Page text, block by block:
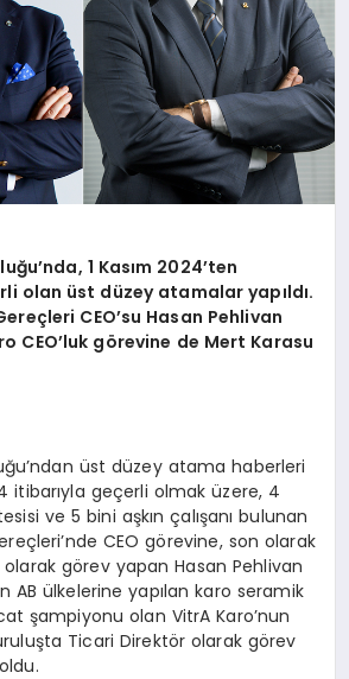
’nda, 1 Kasım 2024’ten
olan üst düzey atamalar yapıldı.
çleri CEO’su Hasan Pehlivan
CEO’luk görevine de Mert Karasu
üst düzey atama haberleri
itibarıyla geçerli olmak üzere, 4
ve 5 bini aşkın çalışanı bulunan
CEO görevine, son olarak
olarak görev yapan Hasan Pehlivan
AB ülkelerine yapılan karo seramik
şampiyonu olan VitrA Karo’nun
Ticari Direktör olarak görev